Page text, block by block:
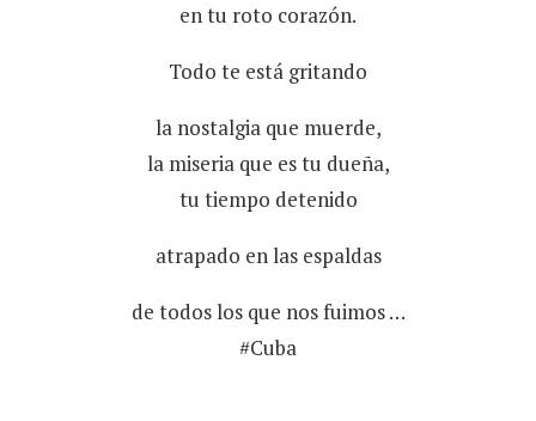
en tu roto corazón.
Todo te está gritando
la nostalgia que muerde,
la miseria que es tu dueña,
tu tiempo detenido
atrapado en las espaldas
de todos los que nos fuimos …
#Cuba